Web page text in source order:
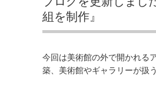
組を制作』
今回は美術館の外で開かれる
築、美術館やギャラリーが扱